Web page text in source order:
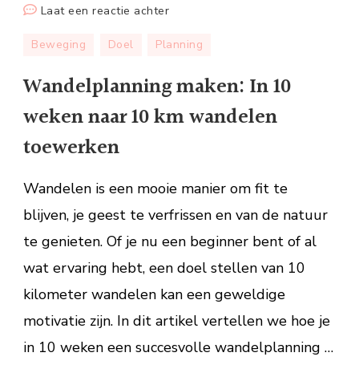
Laat een reactie achterop
maken:
10
weken
wandelen
toewerken
Beweging Doel Planning
Wandelplanning maken: In 10
weken naar 10 km wandelen
toewerken
Wandelen is een mooie manier om fit te
blijven, je geest te verfrissen en van de natuur
te genieten. Of je nu een beginner bent of al
wat ervaring hebt, een doel stellen van 10
kilometer wandelen kan een geweldige
motivatie zijn. In dit artikel vertellen we hoe je
in 10 weken een succesvolle wandelplanning …